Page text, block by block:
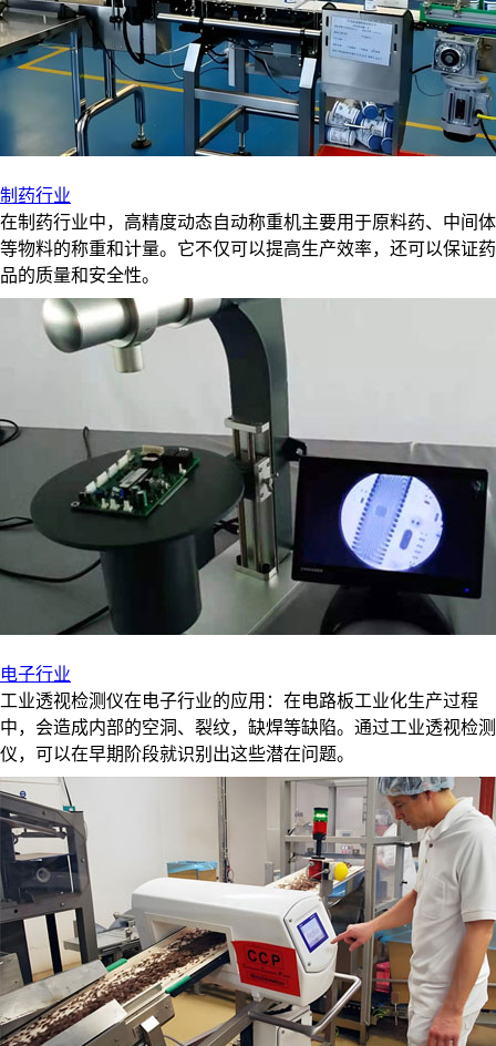
制药行业
在制药行业中，高精度动态自动称重机主要用于原料药、中间体
等物料的称重和计量。它不仅可以提高生产效率，还可以保证药
品的质量和安全性。
电子行业
工业透视检测仪在电子行业的应用：在电路板工业化生产过程
中，会造成内部的空洞、裂纹，缺焊等缺陷。通过工业透视检测
仪，可以在早期阶段就识别出这些潜在问题。